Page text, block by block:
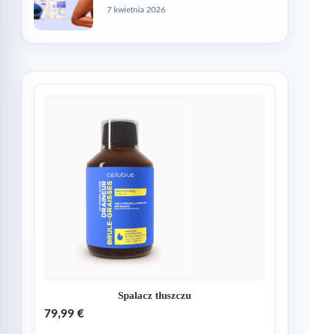
7 kwietnia 2026
Spalacz tłuszczu
79,99 €